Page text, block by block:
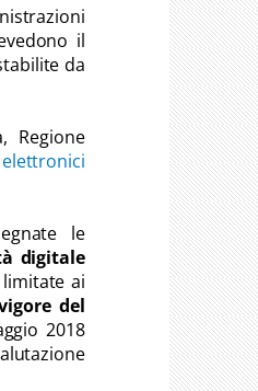
il
da
Regione
le
digitale
ai
del
2018